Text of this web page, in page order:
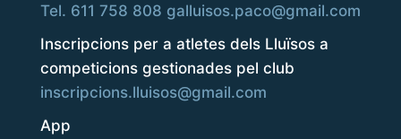
Tel. 611 758 808 galluisos.paco@gmail.com
Inscripcions per a atletes dels Lluïsos a
competicions gestionades pel club
inscripcions.lluisos@gmail.com
App